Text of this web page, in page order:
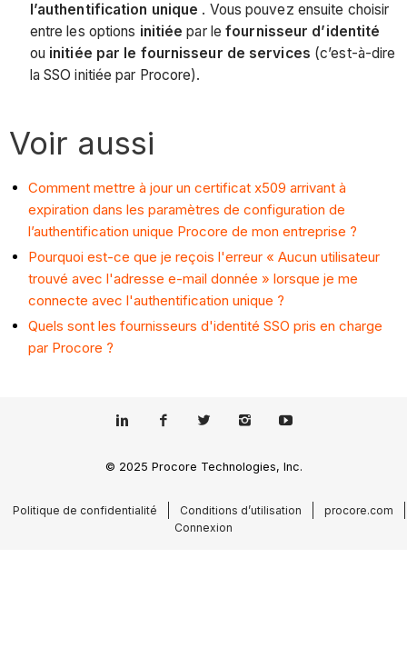
l’authentification unique . Vous pouvez ensuite choisir
entre les options initiée par lefournisseur d’identité
ou initiée par le fournisseur de services (c’est-à-dire
la SSO initiée par Procore).
Voir aussi
Comment mettre à jour un certificat x509 arrivant à
expiration dans les paramètres de configuration de
l’authentification unique Procore de mon entreprise ?
Pourquoi est-ce que je reçois l'erreur « Aucun utilisateur
trouvé avec l'adresse e-mail donnée » lorsque je me
connecte avec l'authentification unique ?
Quels sont les fournisseurs d'identité SSO pris en charge
par Procore ?
© 2025 Procore Technologies, Inc.
Politique de confidentialité Conditions d’utilisation
procore.com
Connexion